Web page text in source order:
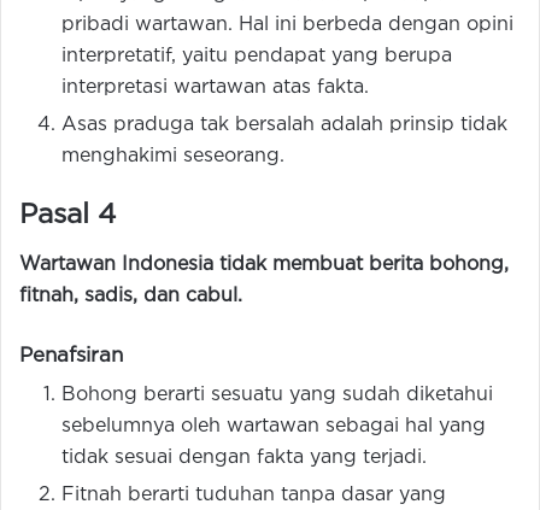
pribadi wartawan. Hal ini berbeda dengan opini
interpretatif, yaitu pendapat yang berupa
interpretasi wartawan atas fakta.
Asas praduga tak bersalah adalah prinsip tidak
menghakimi seseorang.
Pasal 4
Wartawan Indonesia tidak membuat berita bohong,
fitnah, sadis, dan cabul.
Penafsiran
Bohong berarti sesuatu yang sudah diketahui
sebelumnya oleh wartawan sebagai hal yang
tidak sesuai dengan fakta yang terjadi.
Fitnah berarti tuduhan tanpa dasar yang